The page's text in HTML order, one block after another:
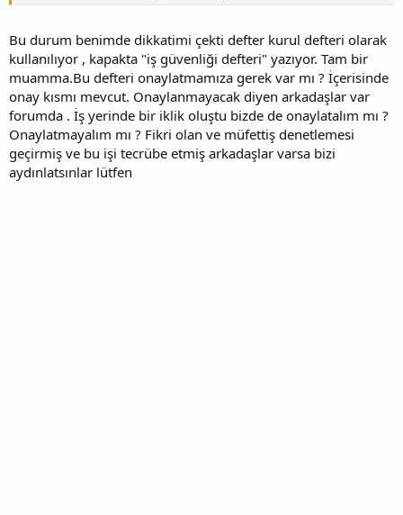
Bu durum benimde dikkatimi çekti defter kurul defteri olarak
kullanılıyor , kapakta "iş güvenliği defteri" yazıyor. Tam bir
muamma.Bu defteri onaylatmamıza gerek var mı ? İçerisinde
onay kısmı mevcut. Onaylanmayacak diyen arkadaşlar var
forumda . İş yerinde bir iklik oluştu bizde de onaylatalım mı ?
Onaylatmayalım mı ? Fikri olan ve müfettiş denetlemesi
geçirmiş ve bu işi tecrübe etmiş arkadaşlar varsa bizi
aydınlatsınlar lütfen